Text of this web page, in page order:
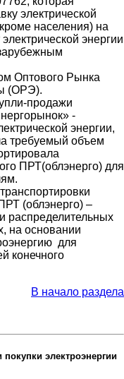
электрической
населения) на
энергии
Оптового Рынка
(ОРЭ).
продажи
-
энергии,
требуемый объем
ПРТ(облэнерго) для
(облэнерго) –
распределительных
на основании
для
конечного
В начало раздела
электроэнергии